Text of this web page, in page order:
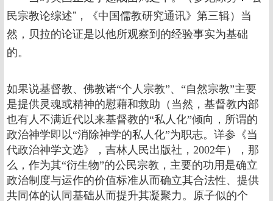
民宗教论综述”，《中国儒教研究通讯》第三辑）当
然，贝拉的论证是以他所观察到的经验事实为基础
的。
如果说基督教、佛教诸“个人宗教”、“自然宗教”主要
是提供灵魂或精神的慰藉和救助（当然，基督教内部
也有人不满近代以来基督教的“私人化”倾向，所谓的
政治神学即以“消除神学的私人化”为职志。详参《当
代政治神学文选》，吉林人民出版社，2002年），那
么，作为其“衍生物”的公民宗教，主要的功用是确立
政治制度与运作的价值标准从而确立其合法性、提供
共同体的认同基础从而提升其凝聚力。原子似的个